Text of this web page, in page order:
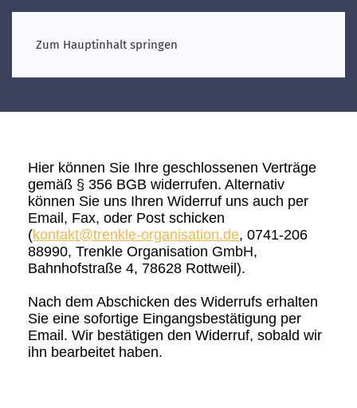
Zum Hauptinhalt springen
Hier können Sie Ihre geschlossenen Verträge
gemäß § 356 BGB widerrufen. Alternativ
können Sie uns Ihren Widerruf uns auch per
Email, Fax, oder Post schicken
(kontakt@trenkle-organisation.de, 0741-206
88990, Trenkle Organisation GmbH,
Bahnhofstraße 4, 78628 Rottweil).
Nach dem Abschicken des Widerrufs erhalten
Sie eine sofortige Eingangsbestätigung per
Email. Wir bestätigen den Widerruf, sobald wir
ihn bearbeitet haben.